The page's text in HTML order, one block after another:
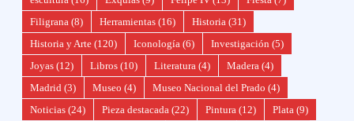
Filigrana (8) Herramientas (16) Historia (31)
Historia y Arte (120) Iconología (6) Investigación (5)
Joyas (12) Libros (10) Literatura (4) Madera (4)
Madrid (3) Museo (4) Museo Nacional del Prado (4)
Noticias (24) Pieza destacada (22) Pintura (12) Plata (9)